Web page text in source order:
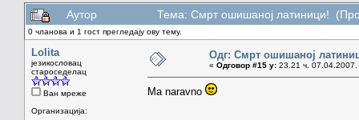
Аутор Тема: Смрт ошишаној латиници!
0 чланова и 1 гост прегледају ову тему.
Lolita
језикословац
староседелац
Ван мреже
Организација:
Одг: Смрт ошишаној
« Одговор #15 у: 23.21 ч. 07.04.2007.
Ma naravno